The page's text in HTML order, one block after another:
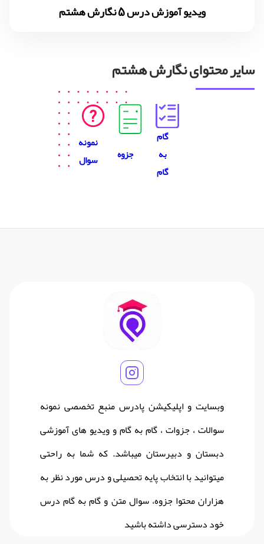
ویدیو آموزش درس 5 نگارش هشتم
سایر محتوای نگارش هشتم
گام
به
گام
جزوه
نمونه
سوال
وبسایت و اپلیکیشن پادرس منبع تخصصی نمونه
سوالات ، جزوات ، گام به گام و ویدیو های آموزشی
دبستان و دبیرستان میباشد. که شما به راحتی
میتوانید با انتخاب پایه تحصیلی و درس مورد نظر به
هزاران محتوا جزوه، سوال متن و گام به گام درس
خود دسترسی داشته باشید